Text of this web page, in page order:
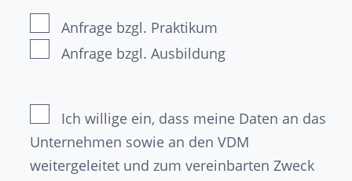
Anfrage bzgl. Praktikum
Anfrage bzgl. Ausbildung
Ich willige ein, dass meine Daten an das
Unternehmen sowie an den VDM
weitergeleitet und zum vereinbarten Zweck